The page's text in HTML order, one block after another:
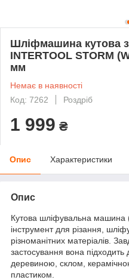
Шліфмашина кутова
INTERTOOL STORM
мм
Немає в наявності
Код: 7262
Роздріб
1 999 ₴
Опис Характеристики
Опис
Кутова шліфувальна машина
інструмент для різання,
різноманітних матеріалів.
застосування вона
деревиною, склом,
пластиком.